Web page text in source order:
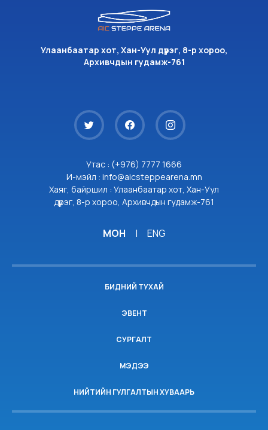
Улаанбаатар хот, Хан-Уул дүүрэг, 8-р хороо,
Архивчдын гудамж-761
Утас : (+976) 7777 1666
И-мэйл : info@aicsteppearena.mn
Хаяг, байршил : Улаанбаатар хот, Хан-Уул
дүүрэг, 8-р хороо, Архивчдын гудамж-761
МОН | ENG
БИДНИЙ ТУХАЙ
ЭВЕНТ
СУРГАЛТ
МЭДЭЭ
НИЙТИЙН ГУЛГАЛТЫН ХУВААРЬ